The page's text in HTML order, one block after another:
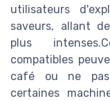
utilisateurs
saveurs, allant
plus
compatibles
café ou ne pas
certaines